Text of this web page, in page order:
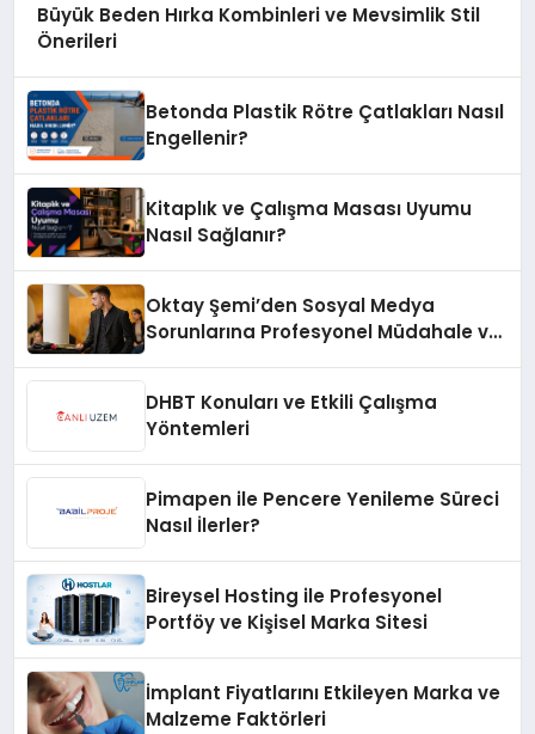
Büyük Beden Hırka Kombinleri ve Mevsimlik Stil
Önerileri
Betonda Plastik Rötre Çatlakları Nasıl
Engellenir?
Kitaplık ve Çalışma Masası Uyumu
Nasıl Sağlanır?
Oktay Şemi’den Sosyal Medya
Sorunlarına Profesyonel Müdahale ve
DHBT Konuları ve Etkili Çalışma
Yöntemleri
Pimapen ile Pencere Yenileme Süreci
Nasıl İlerler?
Bireysel Hosting ile Profesyonel
Portföy ve Kişisel Marka Sitesi
İmplant Fiyatlarını Etkileyen Marka ve
Malzeme Faktörleri